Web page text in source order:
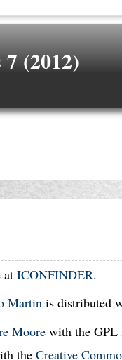
(2012)
at ICONFINDER.
Martin is distributed
Moore with the GPL
the Creative